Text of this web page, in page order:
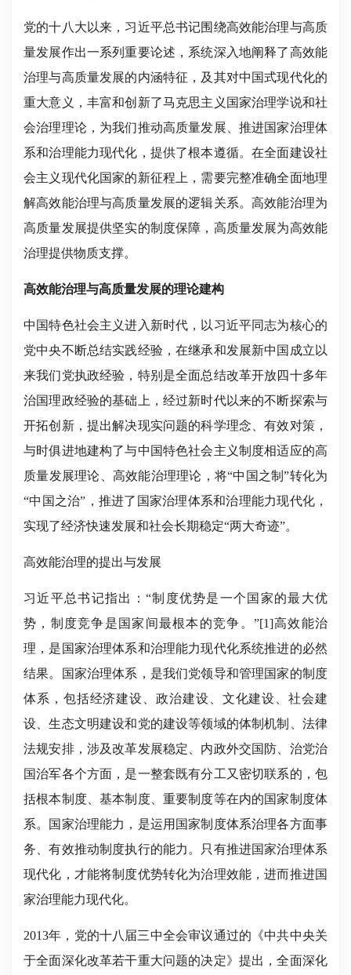
党的十八大以来，习近平总书记围绕高效能治理与高质
量发展作出一系列重要论述，系统深入地阐释了高效能
治理与高质量发展的内涵特征，及其对中国式现代化的
重大意义，丰富和创新了马克思主义国家治理学说和社
会治理理论，为我们推动高质量发展、推进国家治理体
系和治理能力现代化，提供了根本遵循。在全面建设社
会主义现代化国家的新征程上，需要完整准确全面地理
解高效能治理与高质量发展的逻辑关系。高效能治理为
高质量发展提供坚实的制度保障，高质量发展为高效能
治理提供物质支撑。
高效能治理与高质量发展的理论建构
中国特色社会主义进入新时代，以习近平同志为核心的
党中央不断总结实践经验，在继承和发展新中国成立以
来我们党执政经验，特别是全面总结改革开放四十多年
治国理政经验的基础上，经过新时代以来的不断探索与
开拓创新，提出解决现实问题的科学理念、有效对策，
与时俱进地建构了与中国特色社会主义制度相适应的高
质量发展理论、高效能治理理论，将“中国之制”转化为
“中国之治”，推进了国家治理体系和治理能力现代化，
实现了经济快速发展和社会长期稳定“两大奇迹”。
高效能治理的提出与发展
习近平总书记指出：“制度优势是一个国家的最大优
势，制度竞争是国家间最根本的竞争。”[1]高效能治
理，是国家治理体系和治理能力现代化系统推进的必然
结果。国家治理体系，是我们党领导和管理国家的制度
体系，包括经济建设、政治建设、文化建设、社会建
设、生态文明建设和党的建设等领域的体制机制、法律
法规安排，涉及改革发展稳定、内政外交国防、治党治
国治军各个方面，是一整套既有分工又密切联系的，包
括根本制度、基本制度、重要制度等在内的国家制度体
系。国家治理能力，是运用国家制度体系治理各方面事
务、有效推动制度执行的能力。只有推进国家治理体系
现代化，才能将制度优势转化为治理效能，进而推进国
家治理能力现代化。
2013年，党的十八届三中全会审议通过的《中共中央关
于全面深化改革若干重大问题的决定》提出，全面深化